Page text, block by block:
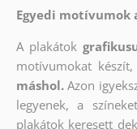
Egyedi motívumok
A plakátok
motívumokat készít,
máshol. Azon
legyenek, a
plakátok keresett